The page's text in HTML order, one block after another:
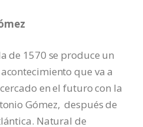
de 1570 se produce un
que va a
en el futuro con la
Gómez, después de
Natural de